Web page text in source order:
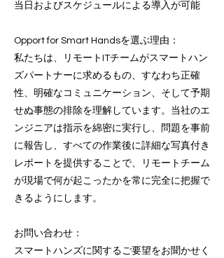
当日およびスケジュールによる導入が可能
Opport for Smart Handsを選ぶ理由：
私たちは、リモートITチームがスマートハン
ズパートナーに求めるもの、すなわち正確
性、明確なコミュニケーション、そして予期
せぬ事態の排除を理解しています。当社のエ
ンジニアは指示を綿密に実行し、問題を事前
に報告し、すべての作業後に詳細な写真付き
レポートを提供することで、リモートチーム
が現場で何が起こったかを常に完全に把握で
きるようにします。
お問い合わせ：
スマートハンズに関するご要望をお聞かせく